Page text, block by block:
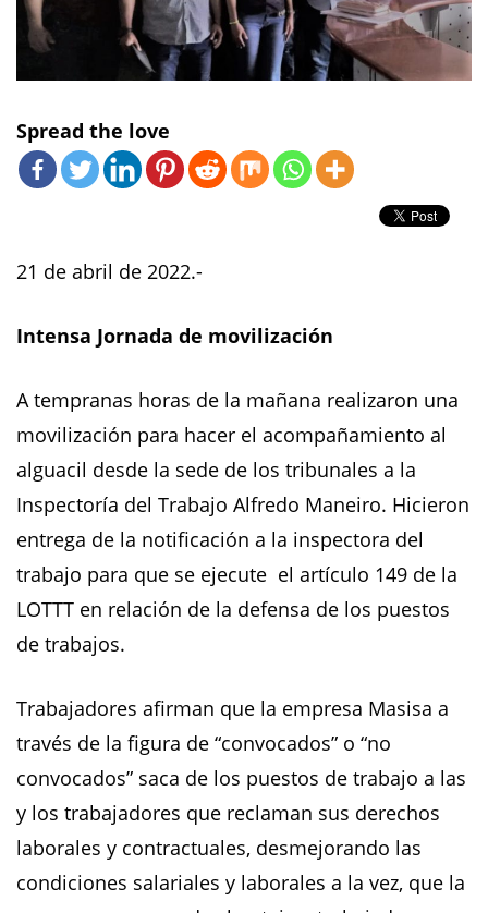
Spread the love
21 de abril de 2022.-
Intensa Jornada de movilización
A tempranas horas de la mañana realizaron una
movilización para hacer el acompañamiento al
alguacil desde la sede de los tribunales a la
Inspectoría del Trabajo Alfredo Maneiro. Hicieron
entrega de la notificación a la inspectora del
trabajo para que se ejecute el artículo 149 de la
LOTTT en relación de la defensa de los puestos
de trabajos.
Trabajadores afirman que la empresa Masisa a
través de la figura de “convocados” o “no
convocados” saca de los puestos de trabajo a las
y los trabajadores que reclaman sus derechos
laborales y contractuales, desmejorando las
condiciones salariales y laborales a la vez, que la